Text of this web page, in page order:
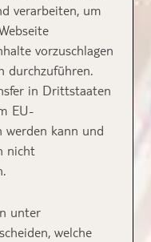
verarbeiten, um
vorzuschlagen
durchzuführen.
in Drittstaaten
EU-
werden kann und
nicht
unter
welche